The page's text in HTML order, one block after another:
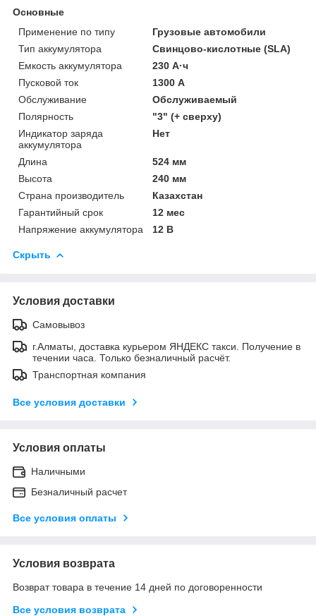
Основные
Применение по типу
Грузовые автомобили
Тип аккумулятора
Свинцово-кислотные (SLA)
Емкость аккумулятора
230 А·ч
Пусковой ток
1300 А
Обслуживание
Обслуживаемый
Полярность
"3" (+ сверху)
Индикатор заряда
аккумулятора
Нет
Длина
524 мм
Высота
240 мм
Страна производитель
Казахстан
Гарантийный срок
12 мес
Напряжение аккумулятора
12 В
Скрыть
Условия доставки
Самовывоз
г.Алматы, доставка курьером ЯНДЕКС такси. Получение в
течении часа. Только безналичный расчёт.
Транспортная компания
Все условия доставки
Условия оплаты
Наличными
Безналичный расчет
Все условия оплаты
Условия возврата
Возврат товара в течение 14 дней по договоренности
Все условия возврата